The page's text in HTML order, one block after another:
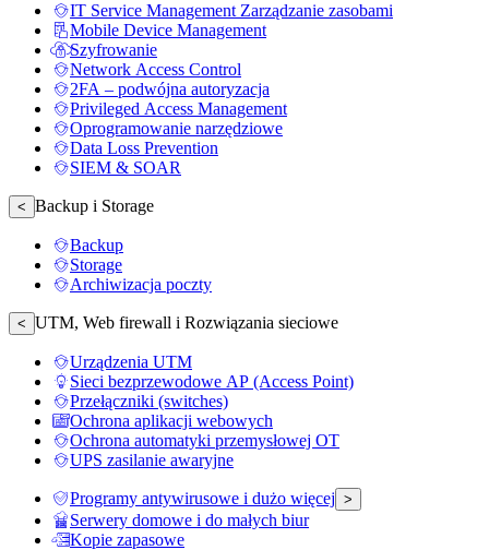
IT Service Management Zarządzanie zasobami
Mobile Device Management
Szyfrowanie
Network Access Control
2FA – podwójna autoryzacja
Privileged Access Management
Oprogramowanie narzędziowe
Data Loss Prevention
SIEM & SOAR
< Backup i Storage
Backup
Storage
Archiwizacja poczty
< UTM, Web firewall i Rozwiązania sieciowe
Urządzenia UTM
Sieci bezprzewodowe AP (Access Point)
Przełączniki (switches)
Ochrona aplikacji webowych
Ochrona automatyki przemysłowej OT
UPS zasilanie awaryjne
Programy antywirusowe i dużo więcej >
Serwery domowe i do małych biur
Kopie zapasowe